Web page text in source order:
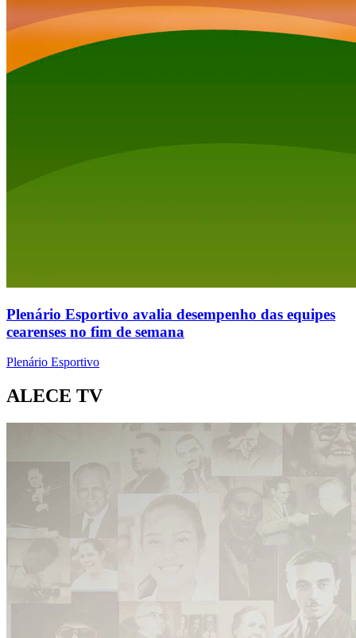
Plenário Esportivo avalia desempenho das equipes
cearenses no fim de semana
Plenário Esportivo
ALECE TV